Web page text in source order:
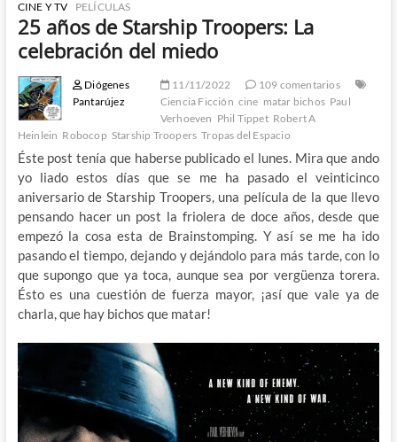
CINE Y TV PELÍCULAS
25 años de Starship Troopers: La
celebración del miedo
Diógenes
Pantarújez
11/11/2022
109 comentarios
Ciencia Ficción cine matar bichos Paul
Verhoeven Phil Tippet Robert A
Heinlein Robocop Starship Troopers Tropas del Espacio
Éste post tenía que haberse publicado el lunes. Mira que ando
yo liado estos días que se me ha pasado el veinticinco
aniversario de Starship Troopers, una película de la que llevo
pensando hacer un post la friolera de doce años, desde que
empezó la cosa esta de Brainstomping. Y así se me ha ido
pasando el tiempo, dejando y dejándolo para más tarde, con lo
que supongo que ya toca, aunque sea por vergüenza torera.
Ésto es una cuestión de fuerza mayor, ¡así que vale ya de
charla, que hay bichos que matar!